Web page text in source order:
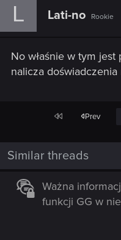
L Lati-no Rookie
No właśnie w tym
nalicza
First Prev
Similar threads
Ważna
funkcji GG w